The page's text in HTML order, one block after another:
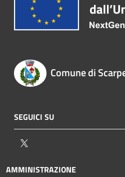
Comune di
SEGUICI SU
AMMINISTRAZIONE